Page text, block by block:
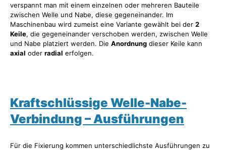
verspannt man mit einem einzelnen oder mehreren Bauteile
zwischen Welle und Nabe, diese gegeneinander. Im
Maschinenbau wird zumeist eine Variante gewählt bei der 2
Keile, die gegeneinander verschoben werden, zwischen Welle
und Nabe platziert werden. Die Anordnung dieser Keile kann
axial oder radial erfolgen.
Kraftschlüssige Welle-Nabe-
Verbindung – Ausführungen
Für die Fixierung kommen unterschiedlichste Ausführungen zu